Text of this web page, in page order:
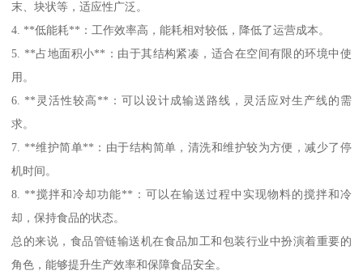
末、块状等，适应性广泛。
4. **低能耗**：工作效率高，能耗相对较低，降低了运营成本。
5. **占地面积小**：由于其结构紧凑，适合在空间有限的环境中使
用。
6. **灵活性较高**：可以设计成输送路线，灵活应对生产线的需
求。
7. **维护简单**：由于结构简单，清洗和维护较为方便，减少了停
机时间。
8. **搅拌和冷却功能**：可以在输送过程中实现物料的搅拌和冷
却，保持食品的状态。
总的来说，食品管链输送机在食品加工和包装行业中扮演着重要的
角色，能够提升生产效率和保障食品安全。